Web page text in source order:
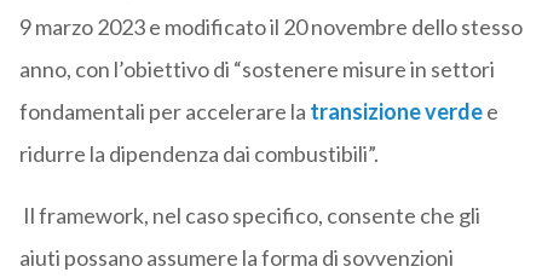
9 marzo 2023 e modificato il 20 novembre dello stesso
anno, con l’obiettivo di “sostenere misure in settori
fondamentali per accelerare la transizione verdee
ridurre la dipendenza dai combustibili”.
Il framework, nel caso specifico, consente che gli
aiuti possano assumere la forma di sovvenzioni